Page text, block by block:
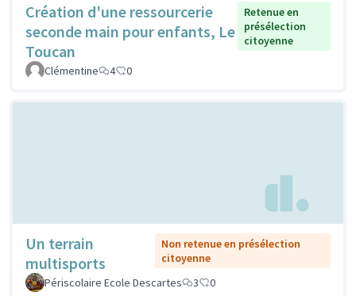
Création d'une ressourcerie
seconde main pour enfants, Le
Toucan
Retenue en
présélection
citoyenne
Clémentine 4 0
Un terrain
multisports
Non retenue en présélection
citoyenne
Périscolaire Ecole Descartes
3 0